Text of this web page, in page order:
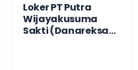
Loker PT Putra
Wijayakusuma
Sakti (Danareksa